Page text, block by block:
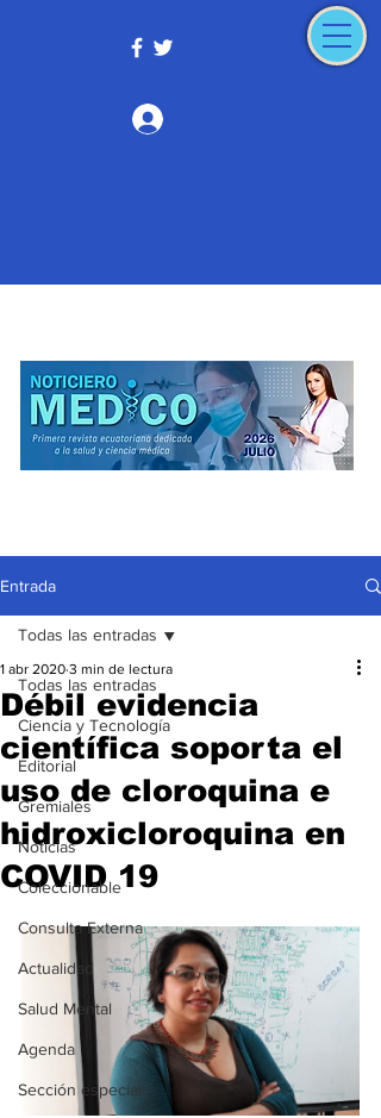
Entrada
Todas las entradas
Ciencia y Tecnología
Editorial
Gremiales
Noticias
Coleccionable
Consulta Externa
Actualidad
Salud Mental
Agenda
Sección especial
Todas las entradas
Débil evidencia
científica soporta el
uso de cloroquina e
hidroxicloroquina en
COVID 19
1 abr 2020 3 min de lectura